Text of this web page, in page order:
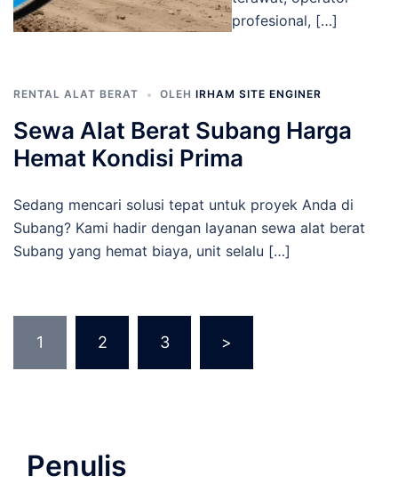
profesional, […]
RENTAL ALAT BERAT OLEH IRHAM SITE ENGINER
Sewa Alat Berat Subang Harga
Hemat Kondisi Prima
Sedang mencari solusi tepat untuk proyek Anda di
Subang? Kami hadir dengan layanan sewa alat berat
Subang yang hemat biaya, unit selalu […]
Paginasi
pos
1 2 3 >
Penulis